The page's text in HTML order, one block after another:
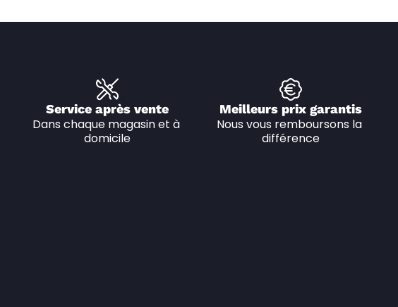
Service après vente
Dans chaque magasin et à
domicile
Meilleurs prix garantis
Nous vous remboursons la
différence